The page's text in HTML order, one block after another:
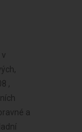
,
a